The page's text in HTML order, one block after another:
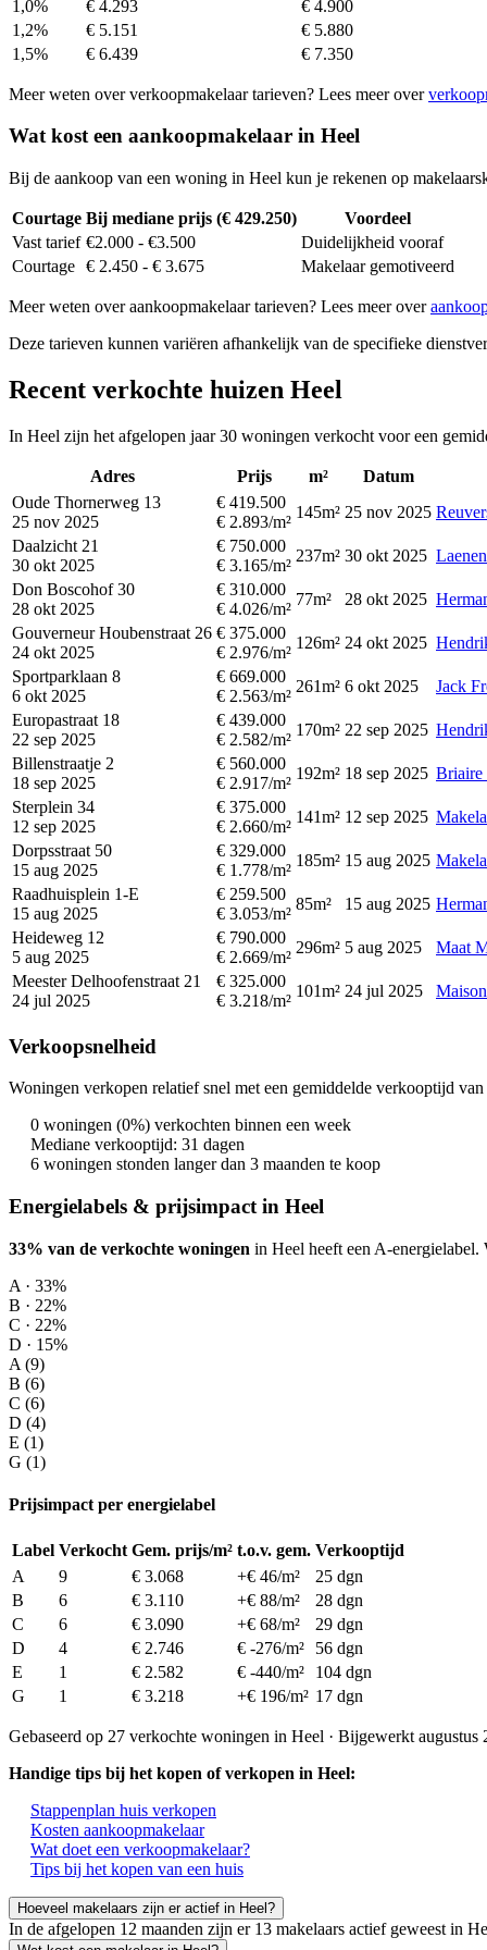
1,0% € 4.293
€ 4.900
1,2%
€ 5.151
€ 5.880
1,5%
€ 6.439 € 7.350
Meer weten over verkoopmakelaar tarieven? Lees meer over
Wat kost een aankoopmakelaar in Heel
Bij de aankoop van een woning in Heel kun je rekenen op
Courtage Bij mediane prijs (€ 429.250)
Voordeel
Vast tarief €2.000 - €3.500
Duidelijkheid vooraf
Courtage € 2.450 - € 3.675 Makelaar gemotiveerd
Meer weten over aankoopmakelaar tarieven? Lees meer over
Deze tarieven kunnen variëren afhankelijk van de specifieke
Recent verkochte huizen Heel
In Heel zijn het afgelopen jaar 30 woningen verkocht voor een
Adres Prijs m²
Datum
Oude Thornerweg 13
25 nov 2025
€ 419.500
€ 2.893/m²
145m² 25 nov 2025
Daalzicht 21
30 okt 2025
€ 750.000
€ 3.165/m²
237m² 30 okt 2025
Don Boscohof 30
28 okt 2025
€ 310.000
€ 4.026/m²
77m² 28 okt 2025
Gouverneur Houbenstraat 26
24 okt 2025
€ 375.000
€ 2.976/m²
126m² 24 okt 2025
Sportparklaan 8
6 okt 2025
€ 669.000
€ 2.563/m²
261m² 6 okt 2025
Jack
Europastraat 18
22 sep 2025
€ 439.000
€ 2.582/m²
170m² 22 sep 2025
Billenstraatje 2
18 sep 2025
€ 560.000
€ 2.917/m²
192m² 18 sep 2025 Briaire
Sterplein 34
12 sep 2025
€ 375.000
€ 2.660/m²
141m² 12 sep 2025
Dorpsstraat 50
15 aug 2025
€ 329.000
€ 1.778/m²
185m² 15 aug 2025
Raadhuisplein 1-E
15 aug 2025
€ 259.500
€ 3.053/m²
85m² 15 aug 2025
Heideweg 12
5 aug 2025
€ 790.000
€ 2.669/m²
296m² 5 aug 2025
Maat
Meester Delhoofenstraat 21
24 jul 2025
€ 325.000
€ 3.218/m²
101m² 24 jul 2025
Verkoopsnelheid
Woningen verkopen relatief snel met een gemiddelde verkooptijd
0 woningen (0%) verkochten binnen een week
Mediane verkooptijd: 31 dagen
6 woningen stonden langer dan 3 maanden te koop
Energielabels & prijsimpact in Heel
33% van de verkochte woningen in Heel heeft een A-energielabel.
A · 33%
B · 22%
C · 22%
D · 15%
A (9)
B (6)
C (6)
D (4)
E (1)
G (1)
Prijsimpact per energielabel
Label Verkocht Gem. prijs/m² t.o.v. gem. Verkooptijd
A
9 € 3.068 +€ 46/m²
25 dgn
B
6 € 3.110 +€ 88/m²
28 dgn
C
6 € 3.090 +€ 68/m²
29 dgn
D
4 € 2.746 € -276/m²
56 dgn
E
1 € 2.582 € -440/m²
104 dgn
G
1 € 3.218 +€ 196/m² 17 dgn
Gebaseerd op 27 verkochte woningen in Heel · Bijgewerkt augustus
Handige tips bij het kopen of verkopen in Heel:
Stappenplan huis verkopen
Kosten aankoopmakelaar
Wat doet een verkoopmakelaar?
Tips bij het kopen van een huis
Hoeveel makelaars zijn er actief in Heel?
In de afgelopen 12 maanden zijn er 13 makelaars actief geweest in